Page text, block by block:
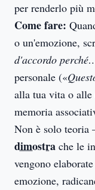
per renderlo più
Come fare:
o un'emozione,
d'accordo
personale («
alla tua vita o
memoria
Non è solo
dimostra che le
vengono
emozione,